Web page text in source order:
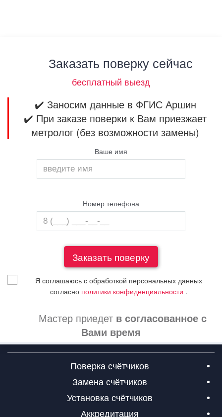
Заказать поверку сейчас
бесплатный выезд
✔️ Заносим данные в ФГИС Аршин
✔️ При заказе поверки к Вам приезжает
метролог (без возможности замены)
Ваше имя
Номер телефона
Я соглашаюсь с обработкой персональных данных
согласно политики конфиденциальности .
Мастер приедет в согласованное с
Вами время
Поверка счётчиков
Замена счётчиков
Установка счётчиков
Аккредитация